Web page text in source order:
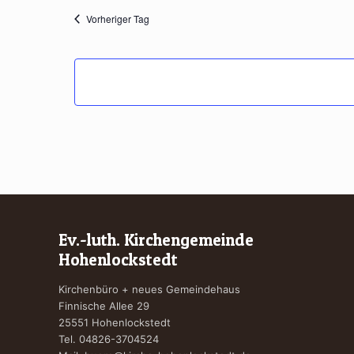
Vorheriger Tag
Ev.-luth. Kirchengemeinde
Hohenlockstedt
Kirchenbüro + neues Gemeindehaus
Finnische Allee 29
25551 Hohenlockstedt
Tel. 04826-3704524